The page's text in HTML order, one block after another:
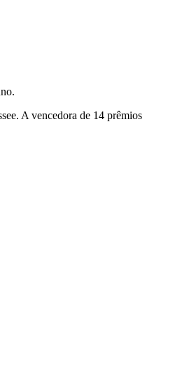
A vencedora de 14 prêmios